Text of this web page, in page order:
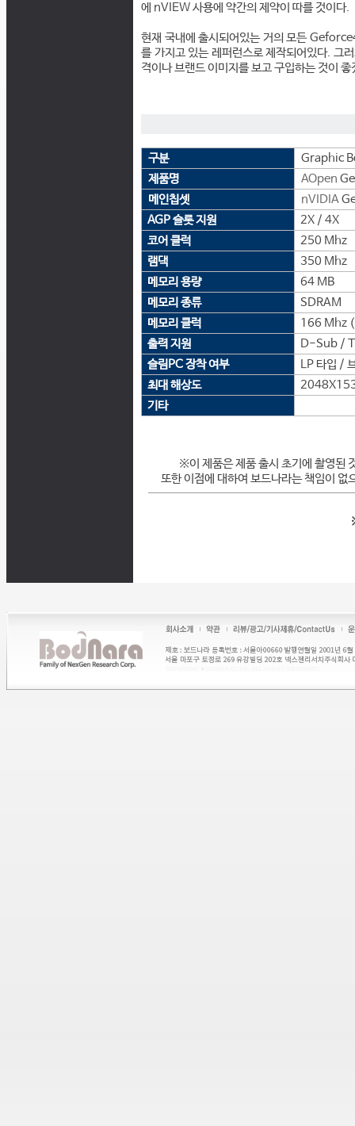
에 nVIEW 사용에 약간의 제약이 따를 것이다.
현재 국내에 출시되어있는 거의 모든
를 가지고 있는 레퍼런스로 제작되어있다. 그
격이나 브랜드 이미지를 보고 구입하는 것이 좋
구분
Graphic
제품명
AOpen
메인칩셋
nVIDIA
AGP 슬롯 지원
2X / 4X
코어 클럭
250 Mhz
램댁
350 Mhz
메모리 용량
64 MB
메모리 종류
SDRAM
메모리 클럭
166 Mhz
출력 지원
D-Sub /
슬림PC 장착 여부
LP 타입 /
최대 해상도
기타
※이 제품은 제품 출시 초기에 촬영된
또한 이점에 대하여 보드나라는 책임이 없